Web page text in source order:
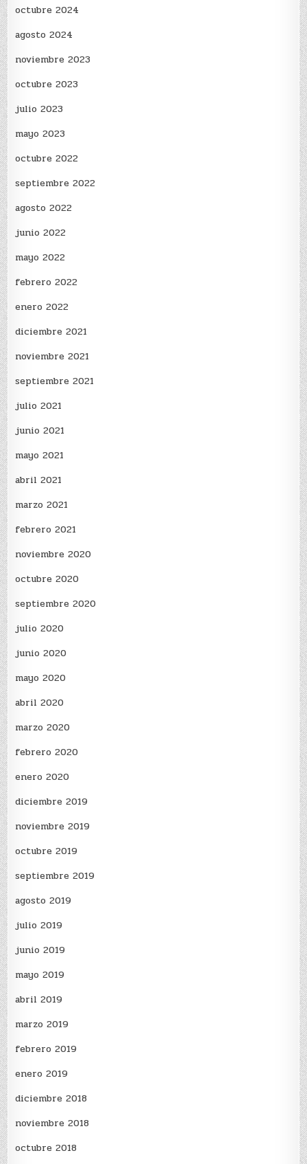
octubre 2024
agosto 2024
noviembre 2023
octubre 2023
julio 2023
mayo 2023
octubre 2022
septiembre 2022
agosto 2022
junio 2022
mayo 2022
febrero 2022
enero 2022
diciembre 2021
noviembre 2021
septiembre 2021
julio 2021
junio 2021
mayo 2021
abril 2021
marzo 2021
febrero 2021
noviembre 2020
octubre 2020
septiembre 2020
julio 2020
junio 2020
mayo 2020
abril 2020
marzo 2020
febrero 2020
enero 2020
diciembre 2019
noviembre 2019
octubre 2019
septiembre 2019
agosto 2019
julio 2019
junio 2019
mayo 2019
abril 2019
marzo 2019
febrero 2019
enero 2019
diciembre 2018
noviembre 2018
octubre 2018